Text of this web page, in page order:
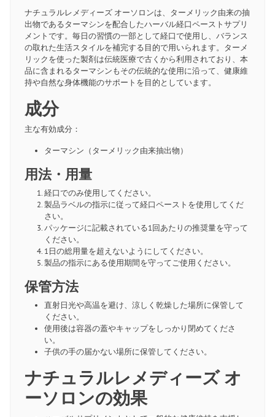
ナチュラルレメディーズ オーソロンは、ターメリック由来の抽
出物であるターマシンを配合したハーバル経口ペーストサプリ
メントです。毎日の習慣の一部として経口で使用し、バランス
の取れた生活スタイルを補完する目的で用いられます。ターメ
リックを使った製剤は伝統医療で古くから利用されており、本
品に含まれるターマシンもその伝統的な使用に沿って、健康維
持や自然な身体機能のサポートを目的としています。
成分
主な有効成分：
ターマシン（ターメリック由来抽出物）
用法・用量
経口でのみ使用してください。
製品ラベルの指示に従って経口ペーストを使用してくだ
さい。
パッケージに記載されている1回あたりの推奨量を守って
ください。
1日の総用量を超えないようにしてください。
製品の指示にある使用期間を守ってご使用ください。
保管方法
直射日光や高温を避け、涼しく乾燥した場所に保管して
ください。
使用後は容器の蓋やキャップをしっかり閉めてくださ
い。
子供の手の届かない場所に保管してください。
ナチュラルレメディーズ オ
ーソロンの効果